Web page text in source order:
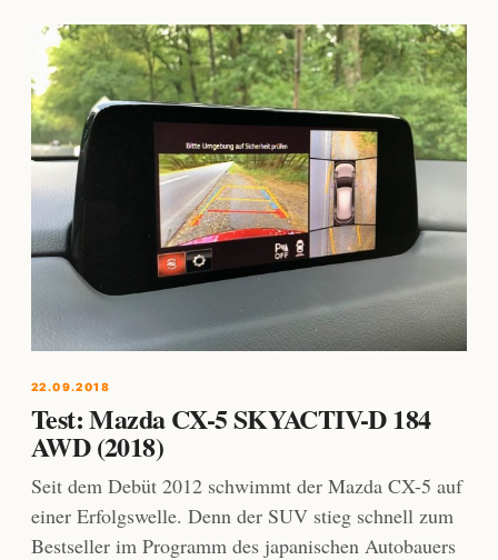
22.09.2018
Test: Mazda CX-5 SKYACTIV-D 184
AWD (2018)
Seit dem Debüt 2012 schwimmt der Mazda CX-5 auf
einer Erfolgswelle. Denn der SUV stieg schnell zum
Bestseller im Programm des japanischen Autobauers